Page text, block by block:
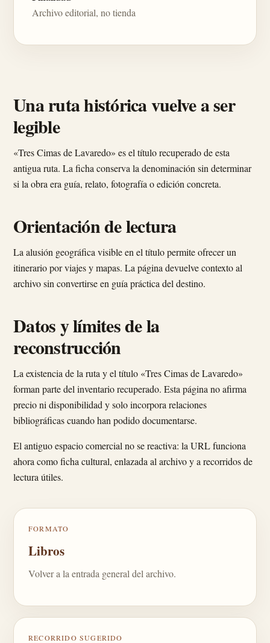
Archivo editorial, no tienda
Una ruta histórica vuelve a ser
legible
«Tres Cimas de Lavaredo» es el título recuperado de esta
antigua ruta. La ficha conserva la denominación sin determinar
si la obra era guía, relato, fotografía o edición concreta.
Orientación de lectura
La alusión geográfica visible en el título permite ofrecer un
itinerario por viajes y mapas. La página devuelve contexto al
archivo sin convertirse en guía práctica del destino.
Datos y límites de la
reconstrucción
La existencia de la ruta y el título «Tres Cimas de Lavaredo»
forman parte del inventario recuperado. Esta página no afirma
precio ni disponibilidad y solo incorpora relaciones
bibliográficas cuando han podido documentarse.
El antiguo espacio comercial no se reactiva: la URL funciona
ahora como ficha cultural, enlazada al archivo y a recorridos de
lectura útiles.
FORMATO
Libros
Volver a la entrada general del archivo.
RECORRIDO SUGERIDO